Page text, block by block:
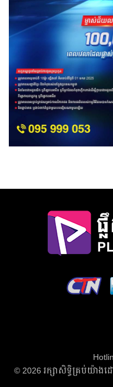
© 2026 រក្សាសិទ្ធិគ្រប់យ៉ាង